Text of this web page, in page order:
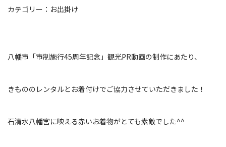
カテゴリー： お出掛け
八幡市「市制施行45周年記念」観光PR動画の制作にあたり、
きもののレンタルとお着付けでご協力させていただきました！
石清水八幡宮に映える赤いお着物がとても素敵でした^^